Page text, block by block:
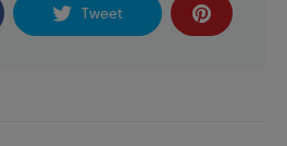
Tweet